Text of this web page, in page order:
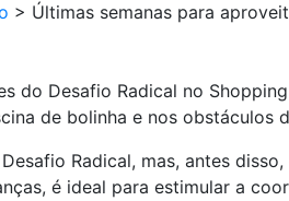
> Últimas semanas para
do Desafio Radical no
de bolinha e nos
Radical, mas, antes
é ideal para estimular a